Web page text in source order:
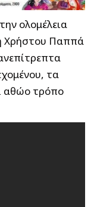
ολομέλεια
Χρήστου Παππά
τα
αθώο τρόπο